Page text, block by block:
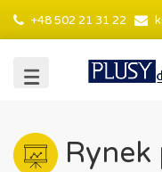
+48 502 21 31 22
Rynek